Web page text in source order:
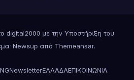
digital2000 με την Υποστήριξη του
Newsup από Themeansar.
NewsletterΕΛΛΑΔΑΕΠΙΚΟΙΝΩΝΙΑ